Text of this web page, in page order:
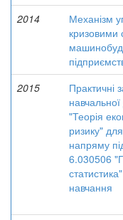
2014
Механізм
кризовими
2015
Практичні
"Теорія
ризику"
напряму
6.030506
навчання